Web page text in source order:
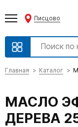
Писцово
Главная Каталог
МАСЛО
ДЕРЕВА